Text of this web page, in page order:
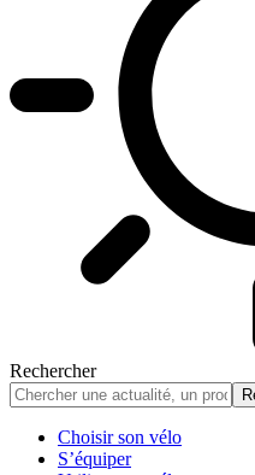
Rechercher
Choisir son vélo
S’équiper